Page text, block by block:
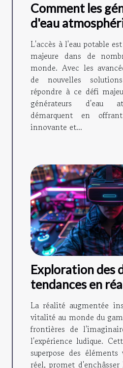
Comment les
d'eau
favorisent
eau
L'accès à l'eau potable
majeure dans de
monde. Avec les
de nouvelles
répondre à ce défi
générateurs d'eau
démarquent en
innovante et...
Exploration des
tendances en
augmentée pour
La réalité augmentée
vitalité au monde du
frontières de
l'expérience ludique.
superpose des
réel, promet